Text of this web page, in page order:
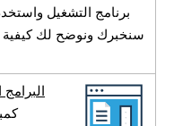
سنخبرك ونوضح لك كيفية
البرامج